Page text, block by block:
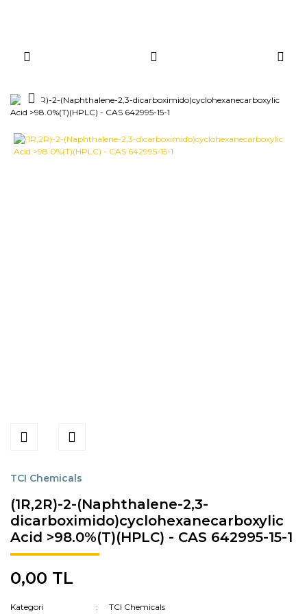
TCI Chemicals
(1R,2R)-2-(Naphthalene-2,3-
dicarboximido)cyclohexanecarboxylic
Acid >98.0%(T)(HPLC) - CAS 642995-15-1
0,00 TL
Kategori
TCI Chemicals